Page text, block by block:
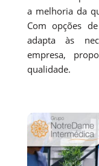
a melhoria da
Com opções
adapta às
empresa,
qualidade.